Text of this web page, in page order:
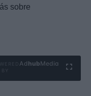
sobre
Ad hubMedia